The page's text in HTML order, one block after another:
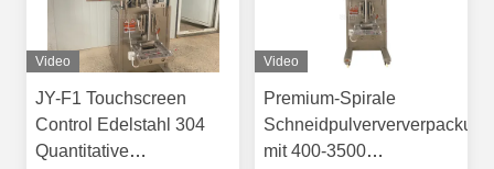
Video
JY-F1 Touchscreen
Control Edelstahl 304
Quantitative
Video
Premium-Spirale
mit 400-3500